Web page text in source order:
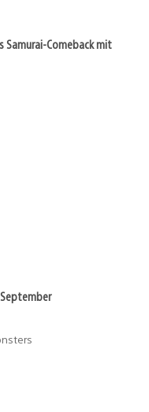
Samurai-Comeback mit